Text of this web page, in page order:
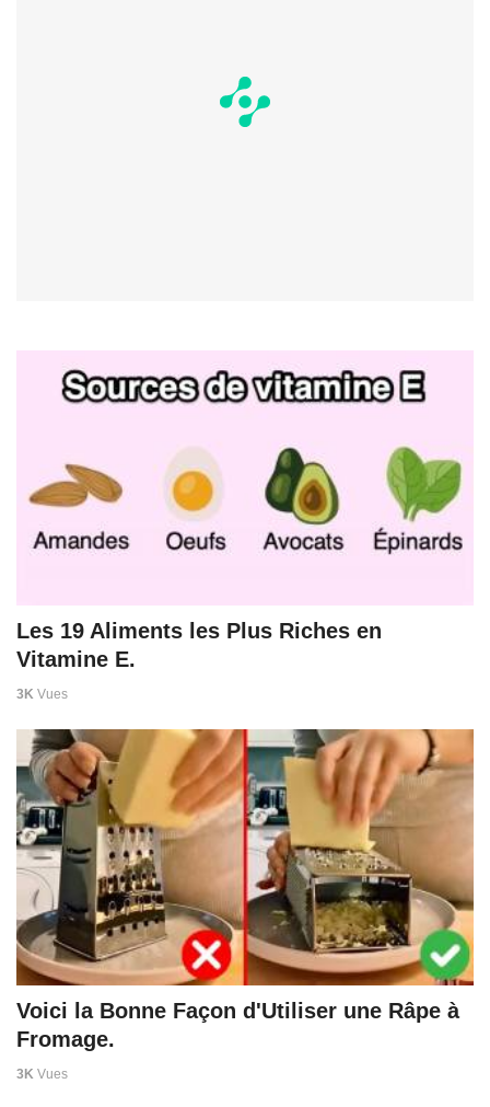
Les 19 Aliments les Plus Riches en
Vitamine E.
3K Vues
Voici la Bonne Façon d'Utiliser une Râpe à
Fromage.
3K Vues